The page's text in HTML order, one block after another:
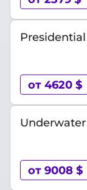
от 4620 $
от 9008 $